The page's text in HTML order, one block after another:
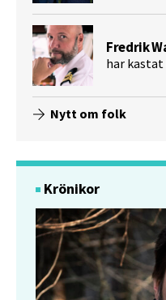
Fredrik
har kastat
Nytt om folk
Krönikor